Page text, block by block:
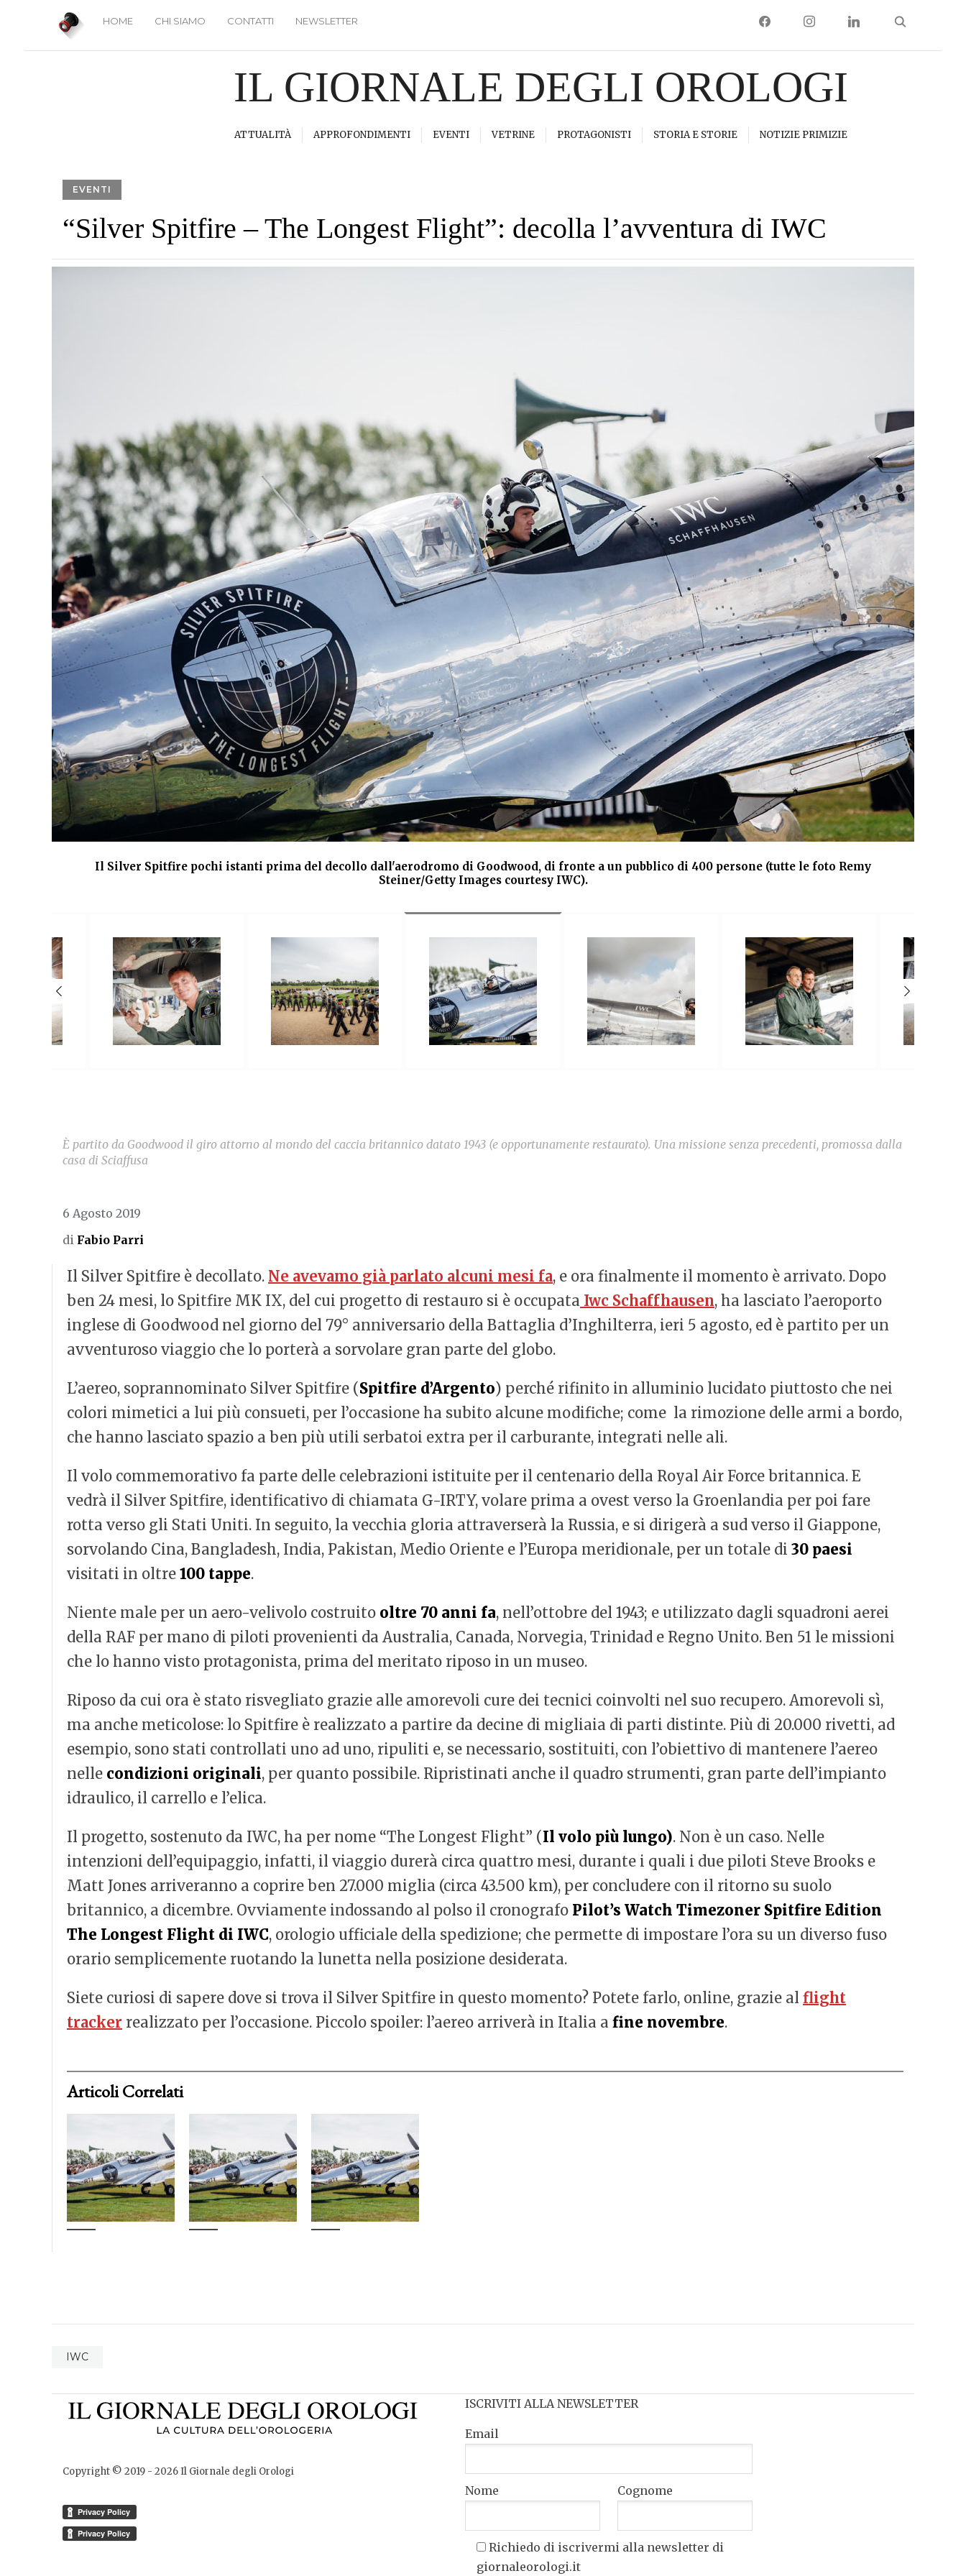
HOME CHI SIAMO CONTATTI NEWSLETTER FACEBOOKINSTAGRAMLINKEDIN
IL GIORNALE DEGLI OROLOGI
ATTUALITÀ APPROFONDIMENTI EVENTI VETRINE PROTAGONISTI STORIA E STORIE NOTIZIE PRIMIZIE
EVENTI
“Silver Spitfire – The Longest Flight”: decolla l’avventura di IWC
Il Silver Spitfire pochi istanti prima del decollo dall'aerodromo di Goodwood, di fronte a un pubblico di 400 persone (tutte le foto Remy
Steiner/Getty Images courtesy IWC).
È partito da Goodwood il giro attorno al mondo del caccia britannico datato 1943 (e opportunamente restaurato). Una missione senza precedenti, promossa dalla
casa di Sciaffusa
6 Agosto 2019
di Fabio Parri
Il Silver Spitfire è decollato. Ne avevamo già parlato alcuni mesi fa, e ora finalmente il momento è arrivato. Dopo
ben 24 mesi, lo Spitfire MK IX, del cui progetto di restauro si è occupata Iwc Schaffhausen, ha lasciato l’aeroporto
inglese di Goodwood nel giorno del 79° anniversario della Battaglia d’Inghilterra, ieri 5 agosto, ed è partito per un
avventuroso viaggio che lo porterà a sorvolare gran parte del globo.
L’aereo, soprannominato Silver Spitfire (Spitfire d’Argento) perché rifinito in alluminio lucidato piuttosto che nei
colori mimetici a lui più consueti, per l’occasione ha subito alcune modifiche; come la rimozione delle armi a bordo,
che hanno lasciato spazio a ben più utili serbatoi extra per il carburante, integrati nelle ali.
Il volo commemorativo fa parte delle celebrazioni istituite per il centenario della Royal Air Force britannica. E
vedrà il Silver Spitfire, identificativo di chiamata G-IRTY, volare prima a ovest verso la Groenlandia per poi fare
rotta verso gli Stati Uniti. In seguito, la vecchia gloria attraverserà la Russia, e si dirigerà a sud verso il Giappone,
sorvolando Cina, Bangladesh, India, Pakistan, Medio Oriente e l’Europa meridionale, per un totale di 30 paesi
visitati in oltre 100 tappe.
Niente male per un aero-velivolo costruito oltre 70 anni fa, nell’ottobre del 1943; e utilizzato dagli squadroni aerei
della RAF per mano di piloti provenienti da Australia, Canada, Norvegia, Trinidad e Regno Unito. Ben 51 le missioni
che lo hanno visto protagonista, prima del meritato riposo in un museo.
Riposo da cui ora è stato risvegliato grazie alle amorevoli cure dei tecnici coinvolti nel suo recupero. Amorevoli sì,
ma anche meticolose: lo Spitfire è realizzato a partire da decine di migliaia di parti distinte. Più di 20.000 rivetti, ad
esempio, sono stati controllati uno ad uno, ripuliti e, se necessario, sostituiti, con l’obiettivo di mantenere l’aereo
nelle condizioni originali, per quanto possibile. Ripristinati anche il quadro strumenti, gran parte dell’impianto
idraulico, il carrello e l’elica.
Il progetto, sostenuto da IWC, ha per nome “The Longest Flight” (Il volo più lungo). Non è un caso. Nelle
intenzioni dell’equipaggio, infatti, il viaggio durerà circa quattro mesi, durante i quali i due piloti Steve Brooks e
Matt Jones arriveranno a coprire ben 27.000 miglia (circa 43.500 km), per concludere con il ritorno su suolo
britannico, a dicembre. Ovviamente indossando al polso il cronografo Pilot’s Watch Timezoner Spitfire Edition
The Longest Flight di IWC, orologio ufficiale della spedizione; che permette di impostare l’ora su un diverso fuso
orario semplicemente ruotando la lunetta nella posizione desiderata.
Siete curiosi di sapere dove si trova il Silver Spitfire in questo momento? Potete farlo, online, grazie al flight
tracker realizzato per l’occasione. Piccolo spoiler: l’aereo arriverà in Italia a fine novembre.
Articoli Correlati
IWC
Copyright © 2019 - 2026Il Giornale degli Orologi
ISCRIVITI ALLA NEWSLETTER
Email
Nome Cognome
Richiedo di iscrivermi alla newsletter di
giornaleorologi.it